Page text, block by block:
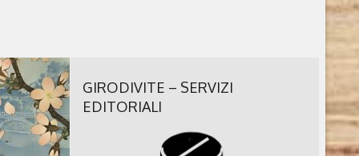
GIRODIVITE – SERVIZI
EDITORIALI